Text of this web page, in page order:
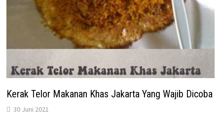
Kerak Telor Makanan Khas Jakarta Yang Wajib Dicoba
30 Juni 2021